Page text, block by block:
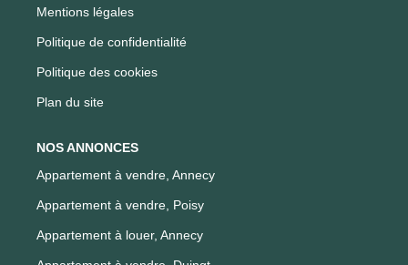
Mentions légales
Politique de confidentialité
Politique des cookies
Plan du site
NOS ANNONCES
Appartement à vendre, Annecy
Appartement à vendre, Poisy
Appartement à louer, Annecy